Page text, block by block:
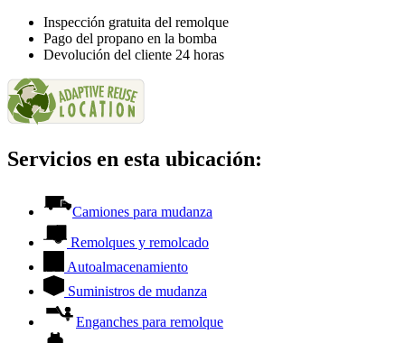
Inspección gratuita del remolque
Pago del propano en la bomba
Devolución del cliente 24 horas
Servicios en esta ubicación:
Camiones para mudanza
Remolques y remolcado
Autoalmacenamiento
Suministros de mudanza
Enganches para remolque